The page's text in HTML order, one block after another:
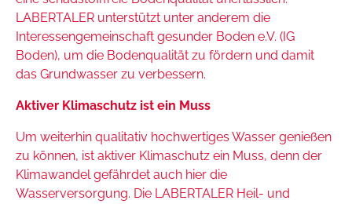
LABERTALER unterstützt unter anderem die
Interessengemeinschaft gesunder Boden e.V. (IG
Boden), um die Bodenqualität zu fördern und damit
das Grundwasser zu verbessern.
Aktiver Klimaschutz ist ein Muss
Um weiterhin qualitativ hochwertiges Wasser genießen
zu können, ist aktiver Klimaschutz ein Muss, denn der
Klimawandel gefährdet auch hier die
Wasserversorgung. Die LABERTALER Heil- und